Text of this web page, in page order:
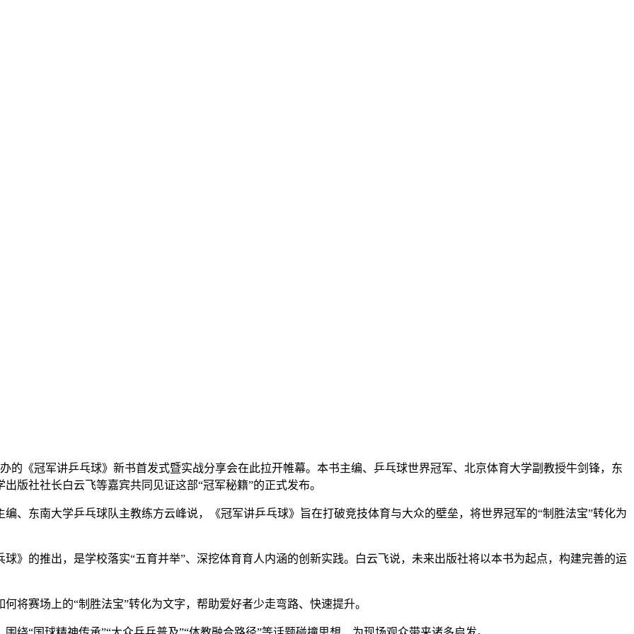
冠军讲乒乓球》新书首发式暨实战分享会在此拉开帷幕。本书主编、乒乓球世界冠军、北京体育大学副教授牛剑锋，东
版社社长白云飞等嘉宾共同见证这部“冠军秘籍”的正式发布。
东南大学乒乓球队主教练方云峰说，《冠军讲乒乓球》旨在打破竞技体育与大众的壁垒，将世界冠军的“制胜法宝”转化为
的推出，是学校落实“五育并举”、深挖体育育人内涵的创新实践。白云飞说，未来出版社将以本书为起点，构建完善的运
赛场上的“制胜法宝”转化为文字，帮助爱好者少走弯路、快速提升。